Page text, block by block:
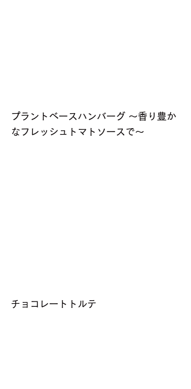
プラントベースハンバーグ 〜香り豊か
なフレッシュトマトソースで〜
チョコレートトルテ